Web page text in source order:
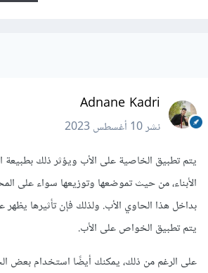
Adnane Kadri
نشر10 أغسطس 2023
يتم تطبيق الخاصية على الأب ويؤثر ذلك بطبيعة
الأبناء، من حيث تموضعها وتوزيعها سواء على
بداخل هذا الحاوي الأب. ولذلك فإن تأثيرها يظهر
يتم تطبيق الخواص على الأب.
على الرغم من ذلك، يمكنك أيضًا استخدام بعض